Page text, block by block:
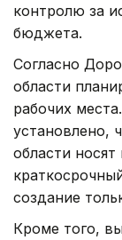
контролю за
бюджета.
Согласно
области
рабочих
установлено,
области
создание
Кроме того,